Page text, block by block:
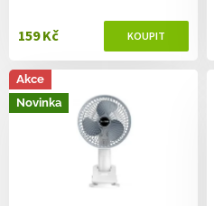
159 Kč
Akce
Novinka